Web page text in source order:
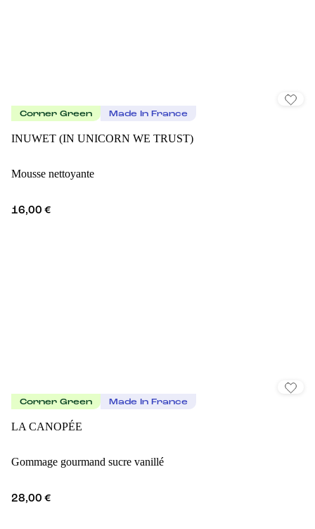
Corner Green Made In France
INUWET (IN UNICORN WE TRUST)
Mousse nettoyante
16,00 €
Corner Green Made In France
LA CANOPÉE
Gommage gourmand sucre vanillé
28,00 €